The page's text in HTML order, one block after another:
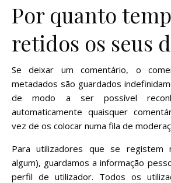
Por quanto
retidos os seus
Se deixar um comentário, o
metadados são guardados
de modo a ser possível
automaticamente quaisquer
vez de os colocar numa fila de
Para utilizadores que se
algum), guardamos a informação
perfil de utilizador. Todos os